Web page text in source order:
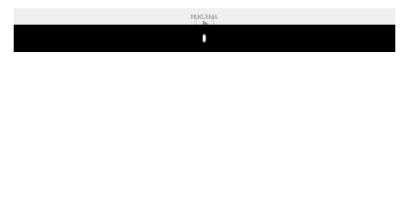
REKLAMA
Play